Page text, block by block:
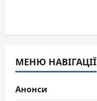
МЕНЮ НАВІГАЦІЇ
Анонси